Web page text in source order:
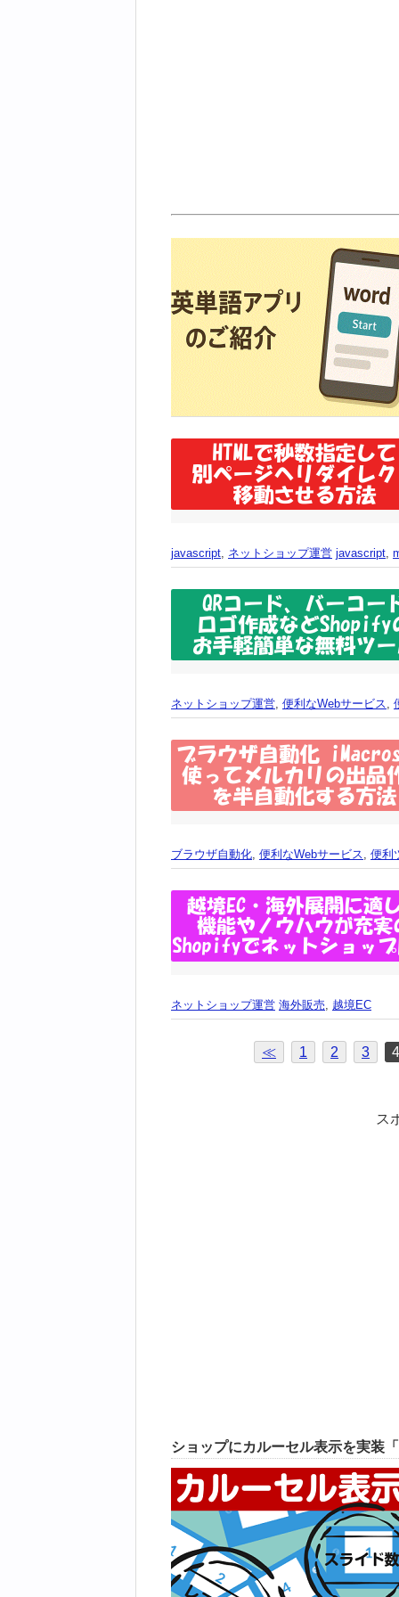
javascript, ネットショップ運営 javascript,
ネットショップ運営, 便利なWebサービス,
ブラウザ自動化, 便利なWebサービス, 便利
ネットショップ運営 海外販売, 越境EC
≪ 1 2 3 4
ス
ショップにカルーセル表示を実装